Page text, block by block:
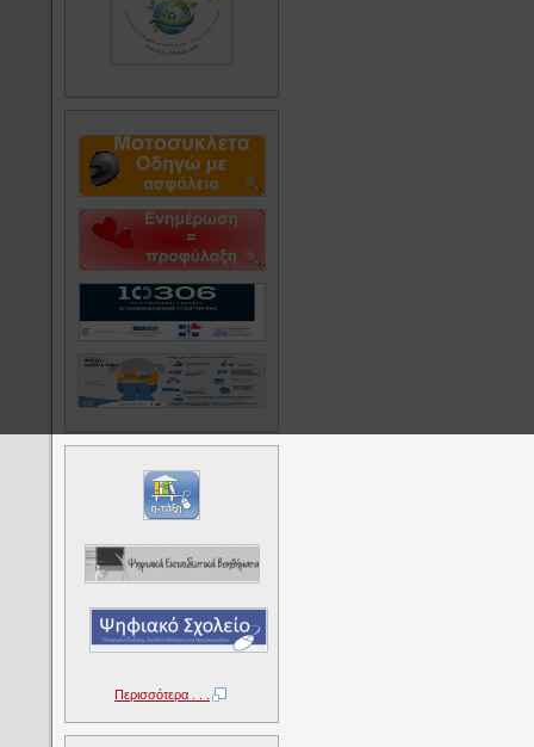
Περισσότερα . . .